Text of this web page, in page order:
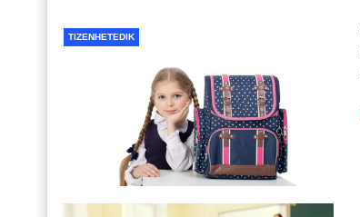
TIZENHETEDIK